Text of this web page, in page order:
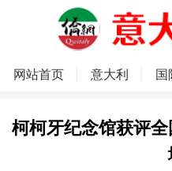
网站首页 意大利 国
柯柯牙纪念馆获评